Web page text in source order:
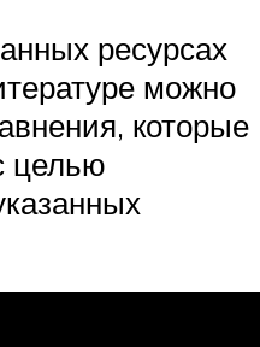
ресурсах
можно
которые
целью